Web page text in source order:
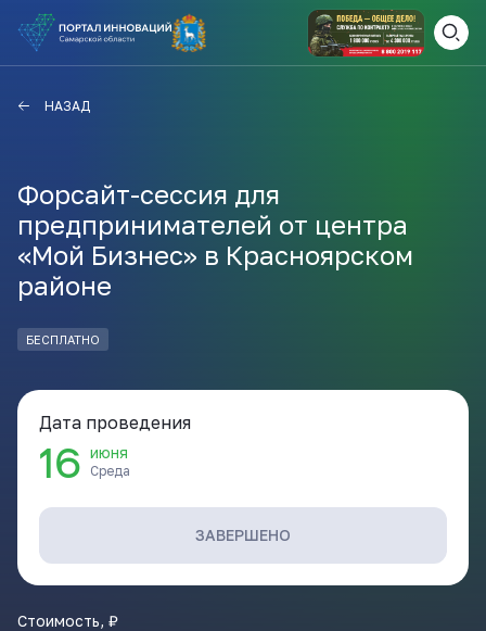
НАЗАД
Форсайт-сессия для
предпринимателей от центра
«Мой Бизнес» в Красноярском
районе
БЕСПЛАТНО
Дата проведения
16 июня
Среда
ЗАВЕРШЕНО
Стоимость, ₽
Актуальные конкурсы
Анонсы публикаций
Новости компании
ЗАКРЫТЬ
ВАМ СЮДА
ПОЛЕЗНЫЕ СТАТЬИ И
НОВОСТИ